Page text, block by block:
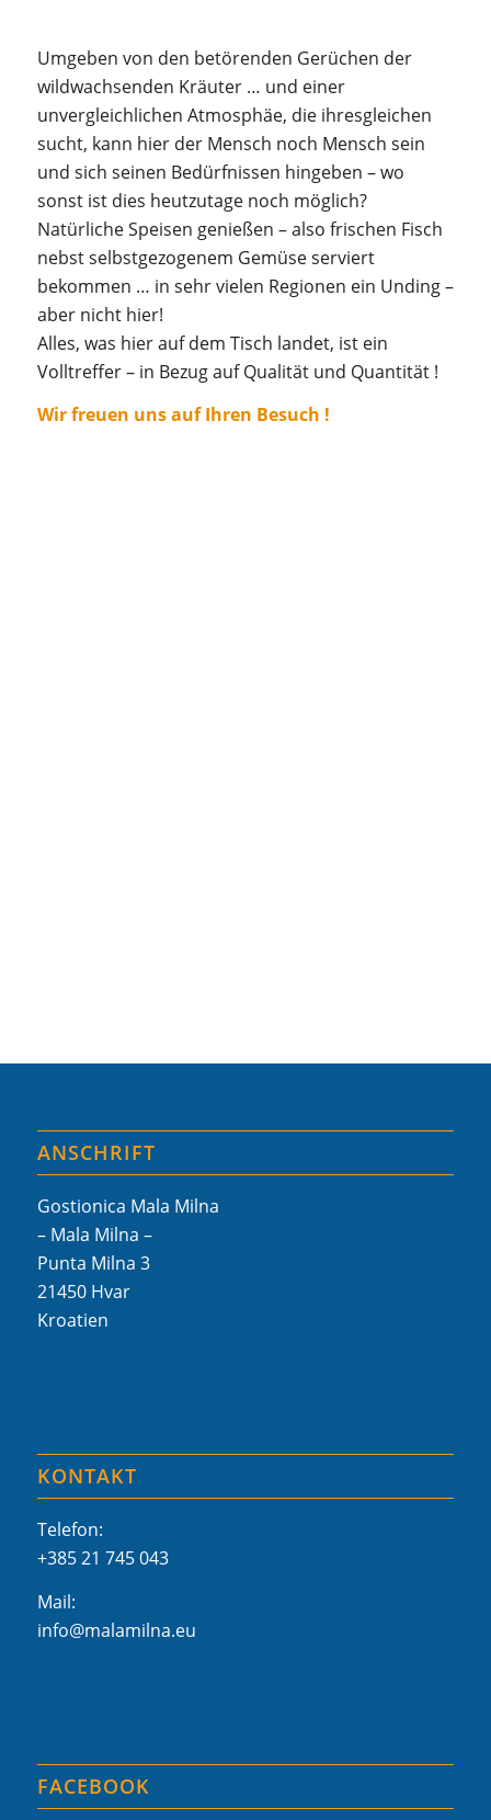
Umgeben von den betörenden Gerüchen der
wildwachsenden Kräuter … und einer
unvergleichlichen Atmosphäe, die ihresgleichen
sucht, kann hier der Mensch noch Mensch sein
und sich seinen Bedürfnissen hingeben – wo
sonst ist dies heutzutage noch möglich?
Natürliche Speisen genießen – also frischen Fisch
nebst selbstgezogenem Gemüse serviert
bekommen … in sehr vielen Regionen ein Unding –
aber nicht hier!
Alles, was hier auf dem Tisch landet, ist ein
Volltreffer – in Bezug auf Qualität und Quantität !
Wir freuen uns auf Ihren Besuch !
ANSCHRIFT
Gostionica Mala Milna
– Mala Milna –
Punta Milna 3
21450 Hvar
Kroatien
KONTAKT
Telefon:
+385 21 745 043
Mail:
info@malamilna.eu
FACEBOOK